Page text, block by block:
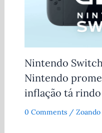
Nintendo Switch
Nintendo
inflação tá rindo
0 Comments /